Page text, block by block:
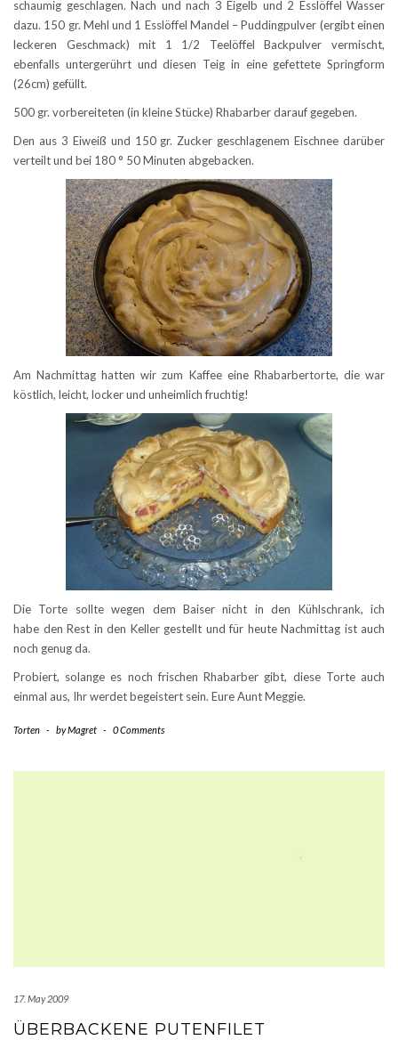
schaumig geschlagen. Nach und nach 3 Eigelb und 2 Esslöffel Wasser
dazu. 150 gr. Mehl und 1 Esslöffel Mandel – Puddingpulver (ergibt einen
leckeren Geschmack) mit 1 1/2 Teelöffel Backpulver vermischt,
ebenfalls untergerührt und diesen Teig in eine gefettete Springform
(26cm) gefüllt.
500 gr. vorbereiteten (in kleine Stücke) Rhabarber darauf gegeben.
Den aus 3 Eiweiß und 150 gr. Zucker geschlagenem Eischnee darüber
verteilt und bei 180 ° 50 Minuten abgebacken.
Am Nachmittag hatten wir zum Kaffee eine Rhabarbertorte, die war
köstlich, leicht, locker und unheimlich fruchtig!
Die Torte sollte wegen dem Baiser nicht in den Kühlschrank, ich
habe den Rest in den Keller gestellt und für heute Nachmittag ist auch
noch genug da.
Probiert, solange es noch frischen Rhabarber gibt, diese Torte auch
einmal aus, Ihr werdet begeistert sein. Eure Aunt Meggie.
Torten - byMagret - 0 Comments
17. May 2009
ÜBERBACKENE PUTENFILET